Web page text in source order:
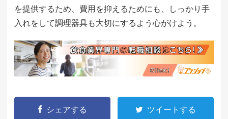
を提供するため、費用を抑えるためにも、しっかり手
入れをして調理器具も大切にするよう心がけよう。
シェアする ツイートする